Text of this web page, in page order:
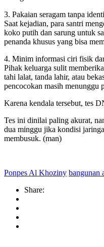
3. Pakaian seragam tanpa
Saat kejadian, para santri
koko putih dan sarung untuk
penanda khusus yang bisa
4. Minim informasi ciri fisik
Pihak keluarga sulit
tahi lalat, tanda lahir, atau
pencocokan masih menunggu
Karena kendala tersebut, tes
Tes ini dinilai paling akurat,
dua minggu jika kondisi
membusuk. (man)
Ponpes Al Khoziny bangunan
Share: